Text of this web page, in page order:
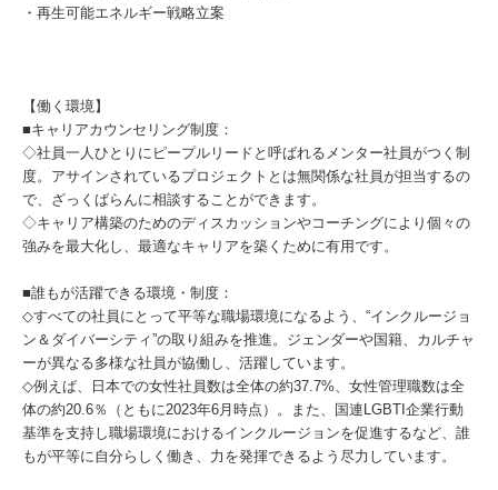
・再生可能エネルギー戦略立案
【働く環境】
■キャリアカウンセリング制度：
◇社員一人ひとりにピープルリードと呼ばれるメンター社員がつく制
度。アサインされているプロジェクトとは無関係な社員が担当するの
で、ざっくばらんに相談することができます。
◇キャリア構築のためのディスカッションやコーチングにより個々の
強みを最大化し、最適なキャリアを築くために有用です。
■誰もが活躍できる環境・制度：
◇すべての社員にとって平等な職場環境になるよう、“インクルージョ
ン＆ダイバーシティ”の取り組みを推進。ジェンダーや国籍、カルチャ
ーが異なる多様な社員が協働し、活躍しています。
◇例えば、日本での女性社員数は全体の約37.7%、女性管理職数は全
体の約20.6％（ともに2023年6月時点）。また、国連LGBTI企業行動
基準を支持し職場環境におけるインクルージョンを促進するなど、誰
もが平等に自分らしく働き、力を発揮できるよう尽力しています。